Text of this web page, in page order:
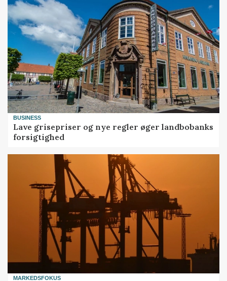
BUSINESS
Lave grisepriser og nye regler øger landbobanks
forsigtighed
MARKEDSFOKUS